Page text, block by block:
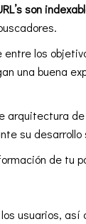
son
entre los
una buena
arquitectura
su desarrollo
de tu
usuarios, así